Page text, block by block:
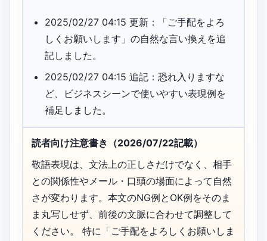
2025/02/27 04:15 更新：「ご手配をよろ
しくお願いします」の自然な言い換えを追
記しました。
2025/02/27 04:15 追記：恐れ入りますな
ど、ビジネスシーンで使いやすい表現例を
補足しました。
読者向け注意書き（2026/07/22記載）
敬語表現は、文法上の正しさだけでなく、相手
との関係性やメール・口頭の場面によって自然
さが変わります。本文のNG例とOK例をそのま
ま丸写しせず、前後の文脈に合わせて調整して
ください。 特に「ご手配をよろしくお願いしま